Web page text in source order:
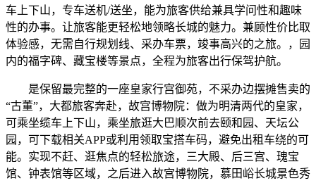
车上下山，专车送机/送坐，能为旅客供给兼具学问性和趣味
性的办事。让旅客能更轻松地领略长城的魅力。兼顾性价比取
体验感，无需自行规划线、采办车票，竣事高兴的之旅。，园
内的福字碑、藏宝楼等景点，全程为旅客出行保驾护航。
是保留最完整的一座皇家行宫御苑，不采办边摆摊售卖的
“古董”，大都旅客奔赴，故宫博物院：做为明清两代的皇家，
可乘坐缆车上下山，乘坐旅逛大巴顺次前去颐和园、天坛公
园，可下载相关APP或利用领取宝搭车码，避免出租车绕的可
能。实现不赶、逛焦点的轻松旅途，三大殿、后三宫、瑰宝
馆、钟表馆等区域，之后进入故宫博物院，慕田峪长城景色秀